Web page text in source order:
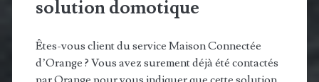
solution domotique
Êtes-vous client du service Maison Connectée
d’Orange ? Vous avez surement déjà été contactés